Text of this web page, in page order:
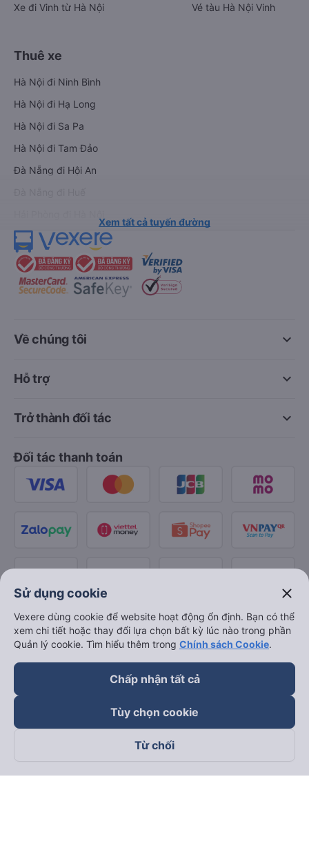
Xe đi Vinh từ Hà Nội
Vé tàu Hà Nội Vinh
Thuê xe
Hà Nội đi Ninh Bình
Hà Nội đi Hạ Long
Hà Nội đi Sa Pa
Hà Nội đi Tam Đảo
Đà Nẵng đi Hội An
Xem tất cả tuyến đường
keyboard_arrow_down
Về chúng tôi
keyboard_arrow_down
Hỗ trợ
keyboard_arrow_down
Trở thành đối tác
Đối tác thanh toán
Theo dõi chúng tôi trên
Sử dụng cookie close
Vexere dùng cookie để website hoạt động ổn định. Bạn có thể
xem chi tiết hoặc thay đổi lựa chọn bất kỳ lúc nào trong phần
Quản lý cookie. Tìm hiểu thêm trong Chính sách Cookie.
Chấp nhận tất cả
Tùy chọn cookie
Từ chối